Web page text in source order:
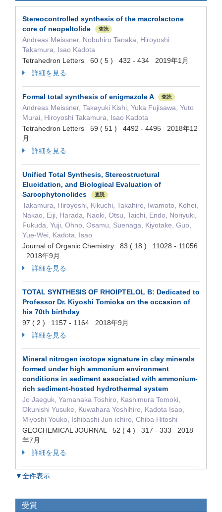
Stereocontrolled synthesis of the macrolactone
core of neopeltolide
査読
Andreas Meissner, Nobuhiro Tanaka, Hiroyoshi
Takamura, Isao Kadota
Tetrahedron Letters 60 ( 5 ) 432 - 434 2019年1月
詳細を見る
Formal total synthesis of enigmazole A 査読
Andreas Meissner, Takayuki Kishi, Yuka Fujisawa, Yuto
Murai, Hiroyoshi Takamura, Isao Kadota
Tetrahedron Letters 59 ( 51 ) 4492 - 4495 2018年12
月
詳細を見る
Unified Total Synthesis, Stereostructural
Elucidation, and Biological Evaluation of
Sarcophytonolides
査読
Takamura, Hiroyoshi, Kikuchi, Takahiro, Iwamoto, Kohei,
Nakao, Eiji, Harada, Naoki, Otsu, Taichi, Endo, Noriyuki,
Fukuda, Yuji, Ohno, Osamu, Suenaga, Kiyotake, Guo,
Yue-Wei, Kadota, Isao
Journal of Organic Chemistry 83 ( 18 ) 11028 - 11056
2018年9月
詳細を見る
TOTAL SYNTHESIS OF RHOIPTELOL B: Dedicated to
Professor Dr. Kiyoshi Tomioka on the occasion of
his 70th birthday
97 ( 2 ) 1157 - 1164 2018年9月
詳細を見る
Mineral nitrogen isotope signature in clay minerals
formed under high ammonium environment
conditions in sediment associated with ammonium-
rich sediment-hosted hydrothermal system
Jo Jaeguk, Yamanaka Toshiro, Kashimura Tomoki,
Okunishi Yusuke, Kuwahara Yoshihiro, Kadota Isao,
Miyoshi Youko, Ishibashi Jun-ichiro, Chiba Hitoshi
GEOCHEMICAL JOURNAL 52 ( 4 ) 317 - 333 2018
年7月
詳細を見る
▼全件表示
受賞